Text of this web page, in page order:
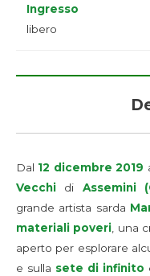
Ingresso
libero
Dal 12 dicembre 2019
Vecchi di Assemini
grande artista sarda
materiali poveri, una
aperto per esplorare
e sulla sete di infinito